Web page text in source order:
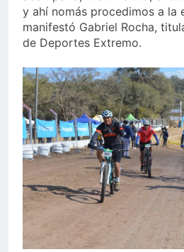
y ahí nomás procedimos a la
manifestó Gabriel Rocha,
de Deportes Extremo.